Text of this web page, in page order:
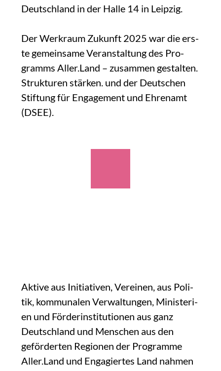
Deutsch­land in der Hal­le 14 in Leip­zig.
Der Werk­raum Zukunft 2025 war die ers­
te gemein­sa­me Ver­an­stal­tung des Pro­
gramms Aller.Land – zusam­men gestal­ten.
Struk­tu­ren stär­ken. und der Deut­schen
Stif­tung für Enga­ge­ment und Ehren­amt
(DSEE).
Akti­ve aus Initia­ti­ven, Ver­ei­nen, aus Poli­
tik, kom­mu­na­len Ver­wal­tun­gen, Minis­te­ri­
en und För­der­insti­tu­tio­nen aus ganz
Deutsch­land und Men­schen aus den
geför­der­ten Regio­nen der Pro­gram­me
Aller.Land und Enga­gier­tes Land nah­men